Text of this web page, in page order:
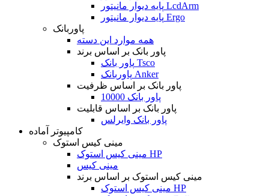
پایه دیوار مانیتور LcdArm
پایه دیوار مانیتور Ergo
پاوربانک
همه موارد این دسته
پاور بانک بر اساس برند
پاور بانک Tsco
پاوربانک Anker
پاور بانک بر اساس ظرفیت
پاور بانک 10000
پاور بانک بر اساس قابلیت
پاور بانک وایرلس
کامپیوتر آماده
مینی کیس استوک
مینی کیس استوک HP
مینی کیس
مینی کیس استوک بر اساس برند
مینی کیس استوک HP